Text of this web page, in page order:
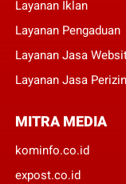
Layanan Iklan
Layanan Pengaduan
Layanan Jasa
Layanan Jasa
MITRA MEDIA
kominfo.co.id
expost.co.id